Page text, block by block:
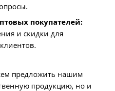
покупателей:
и скидки для
предложить нашим
продукцию, но и